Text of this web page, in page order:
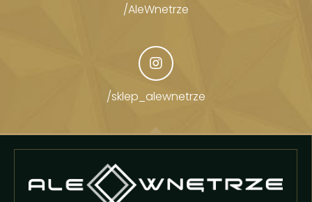
/AleWnetrze
/sklep_alewnetrze